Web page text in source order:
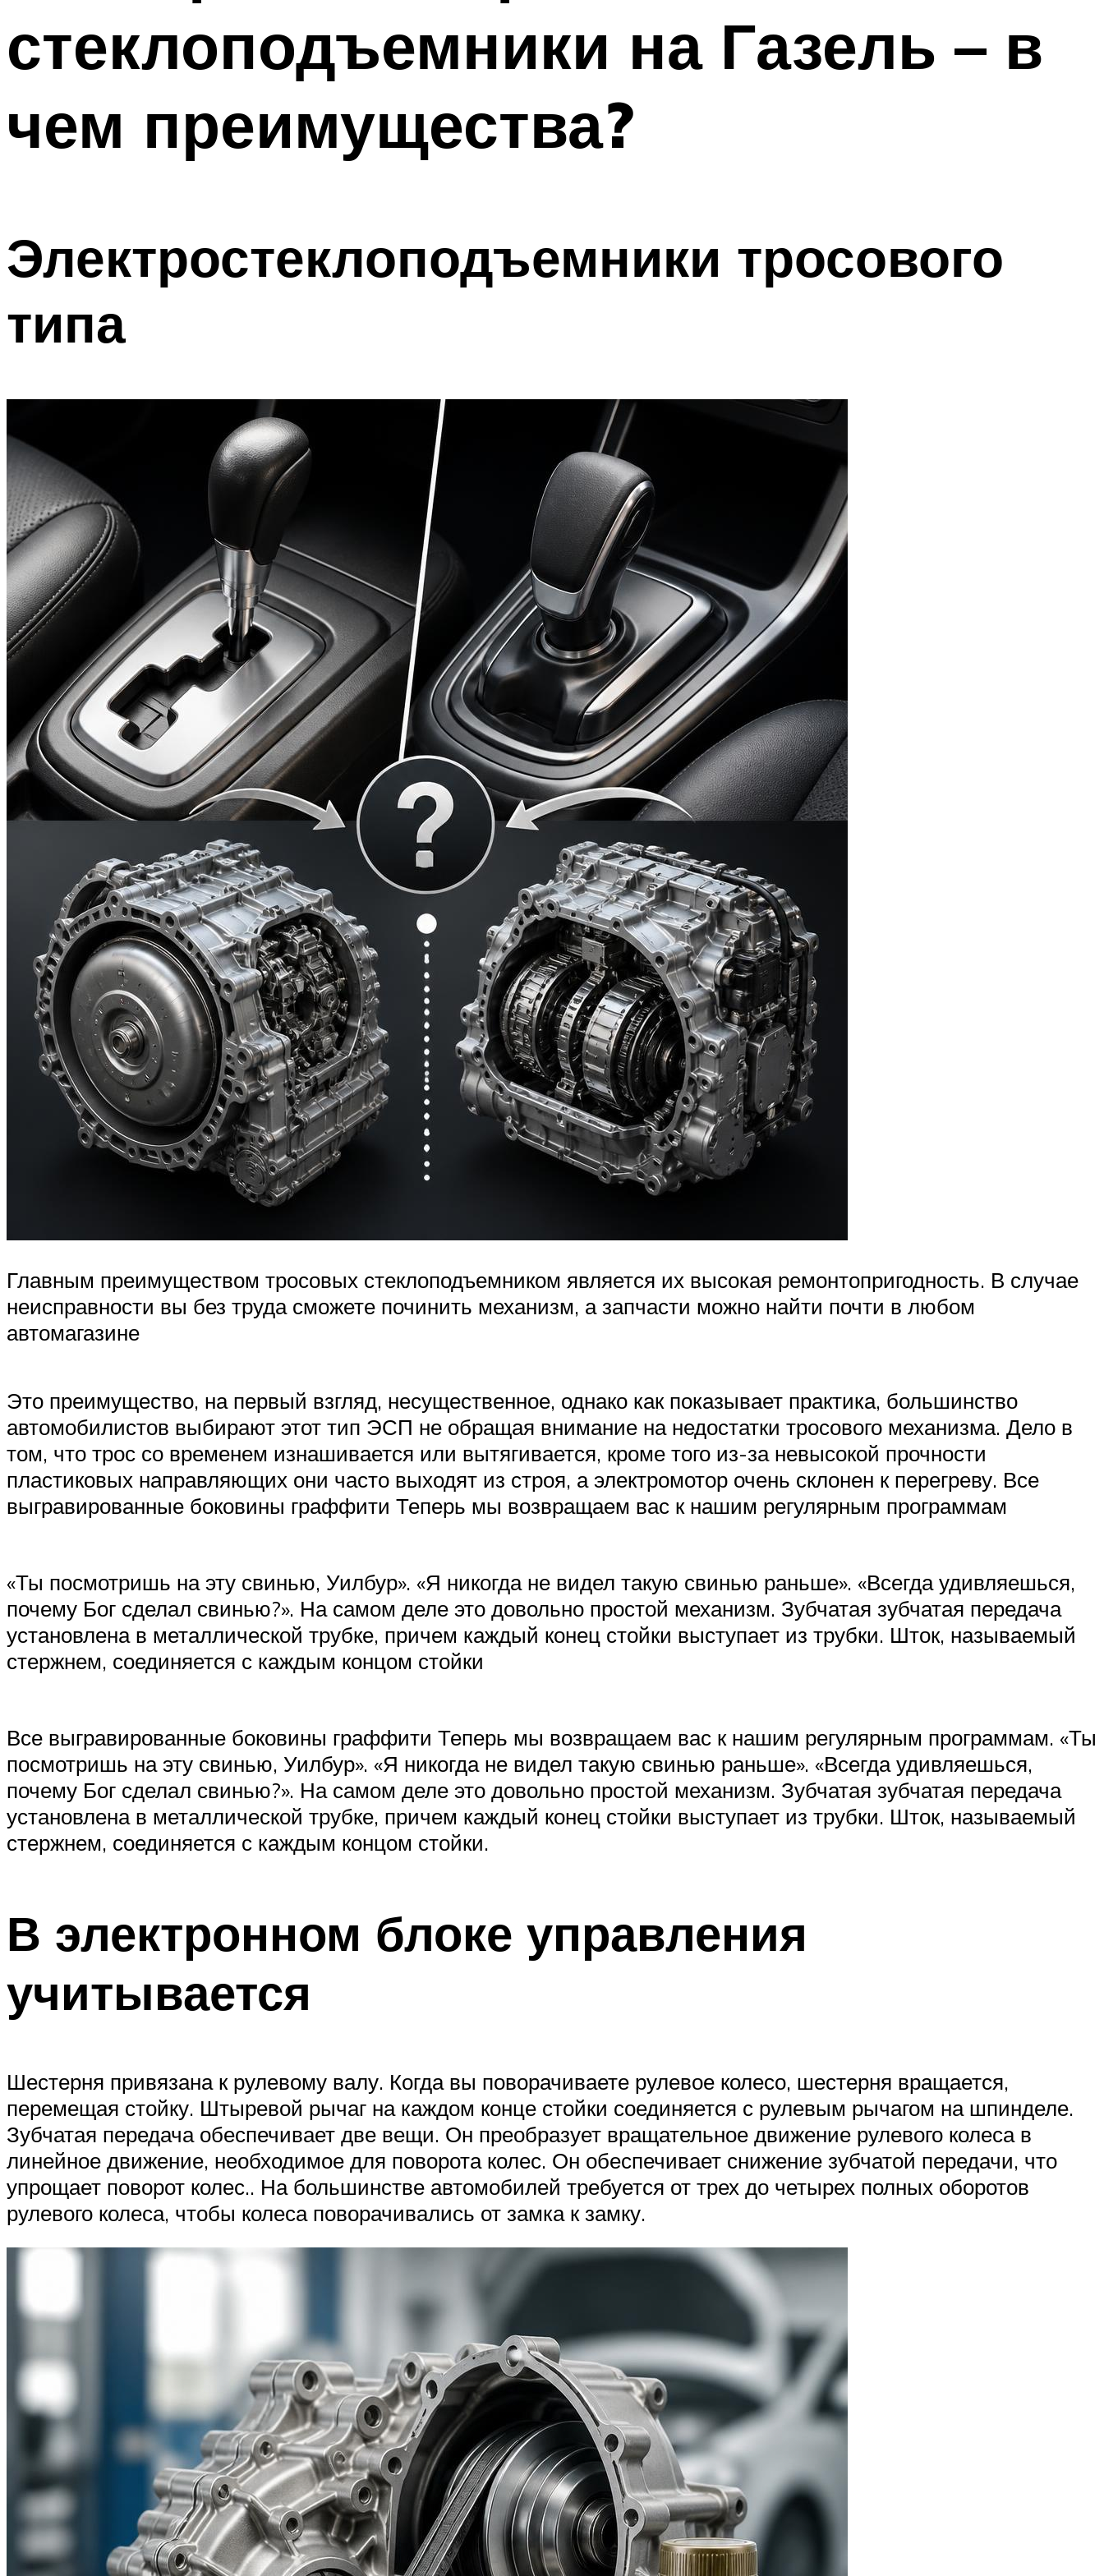
стеклоподъемники на Газель – в
чем преимущества?
Электростеклоподъемники тросового
типа
Главным преимуществом тросовых стеклоподъемником является их высокая ремонтопригодность. В случае
неисправности вы без труда сможете починить механизм, а запчасти можно найти почти в любом
автомагазине
Это преимущество, на первый взгляд, несущественное, однако как показывает практика, большинство
автомобилистов выбирают этот тип ЭСП не обращая внимание на недостатки тросового механизма. Дело в
том, что трос со временем изнашивается или вытягивается, кроме того из-за невысокой прочности
пластиковых направляющих они часто выходят из строя, а электромотор очень склонен к перегреву. Все
выгравированные боковины граффити Теперь мы возвращаем вас к нашим регулярным программам
«Ты посмотришь на эту свинью, Уилбур». «Я никогда не видел такую ​​свинью раньше». «Всегда удивляешься,
почему Бог сделал свинью?». На самом деле это довольно простой механизм. Зубчатая зубчатая передача
установлена ​​в металлической трубке, причем каждый конец стойки выступает из трубки. Шток, называемый
стержнем, соединяется с каждым концом стойки
Все выгравированные боковины граффити Теперь мы возвращаем вас к нашим регулярным программам. «Ты
посмотришь на эту свинью, Уилбур». «Я никогда не видел такую ​​свинью раньше». «Всегда удивляешься,
почему Бог сделал свинью?». На самом деле это довольно простой механизм. Зубчатая зубчатая передача
установлена ​​в металлической трубке, причем каждый конец стойки выступает из трубки. Шток, называемый
стержнем, соединяется с каждым концом стойки.
В электронном блоке управления
учитывается
Шестерня привязана к рулевому валу. Когда вы поворачиваете рулевое колесо, шестерня вращается,
перемещая стойку. Штыревой рычаг на каждом конце стойки соединяется с рулевым рычагом на шпинделе.
Зубчатая передача обеспечивает две вещи. Он преобразует вращательное движение рулевого колеса в
линейное движение, необходимое для поворота колес. Он обеспечивает снижение зубчатой ​​передачи, что
упрощает поворот колес.. На большинстве автомобилей требуется от трех до четырех полных оборотов
рулевого колеса, чтобы колеса поворачивались от замка к замку.